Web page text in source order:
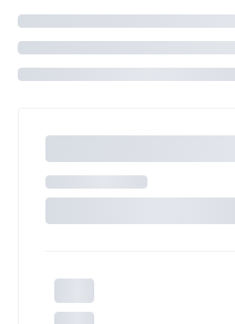
i zarezerwuj ją. Zrób
kolejnego pokoju lub
zamówienie u naszego
Maksymalna liczba
maksymalny limit dla 1